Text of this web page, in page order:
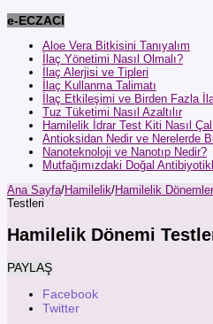
e-ECZACI
Aloe Vera Bitkisini Tanıyalım
İlaç Yönetimi Nasıl Olmalı?
İlaç Alerjisi ve Tipleri
İlaç Kullanma Talimatı
İlaç Etkileşimi ve Birden Fazla
Tuz Tüketimi Nasıl Azaltılır
Hamilelik İdrar Test Kiti Nasıl
Antioksidan Nedir ve Nerelerde
Nanoteknoloji ve Nanotıp Nedir?
Mutfağımızdaki Doğal
Ana Sayfa/Hamilelik/Hamilelik
Testleri
Hamilelik Dönemi
PAYLAŞ
Facebook
Twitter